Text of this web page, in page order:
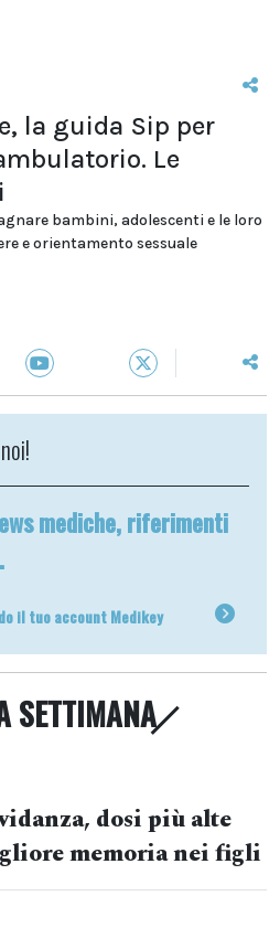
la guida Sip per
Le
bambini, adolescenti e le loro
e orientamento sessuale
mediche, riferimenti
il tuo account Medikey
SETTIMANA
dosi più alte
memoria nei figli